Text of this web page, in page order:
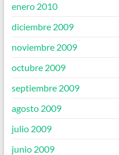
enero 2010
diciembre 2009
noviembre 2009
octubre 2009
septiembre 2009
agosto 2009
julio 2009
junio 2009